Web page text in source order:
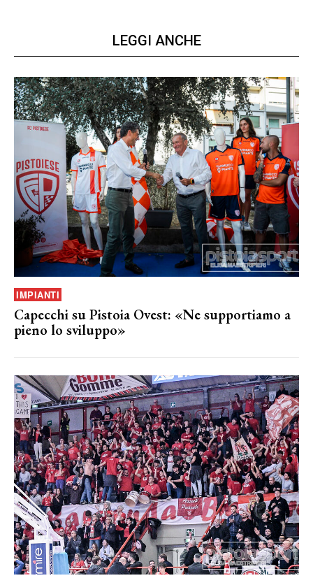
LEGGI ANCHE
IMPIANTI
Capecchi su Pistoia Ovest: «Ne supportiamo a
pieno lo sviluppo»